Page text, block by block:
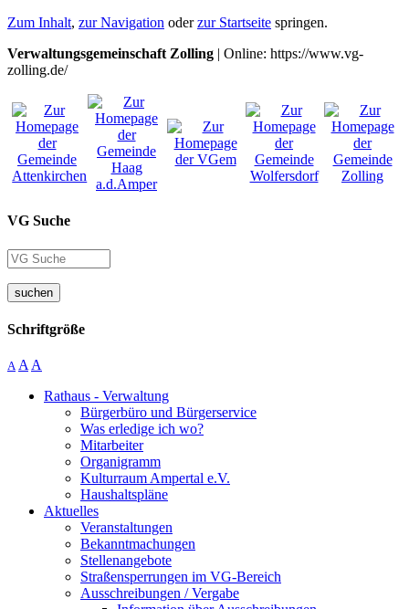
Zum Inhalt, zur Navigation oderzur Startseite springen.
Verwaltungsgemeinschaft Zolling | Online: https://www.vg-
zolling.de/
VG Suche
suchen
Schriftgröße
A A A
Rathaus - Verwaltung
Bürgerbüro und Bürgerservice
Was erledige ich wo?
Mitarbeiter
Organigramm
Kulturraum Ampertal e.V.
Haushaltspläne
Aktuelles
Veranstaltungen
Bekanntmachungen
Stellenangebote
Straßensperrungen im VG-Bereich
Ausschreibungen / Vergabe